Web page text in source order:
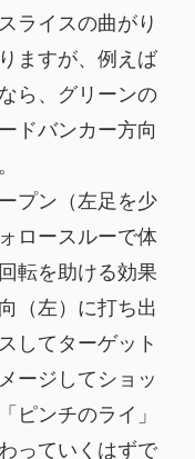
ライスの曲がり
ますが、例えば
ら、グリーンの
ドバンカー方向
プン（左足を少
ロースルーで体
転を助ける効果
（左）に打ち出
してターゲット
ージしてショッ
ピンチのライ」
っていくはずで